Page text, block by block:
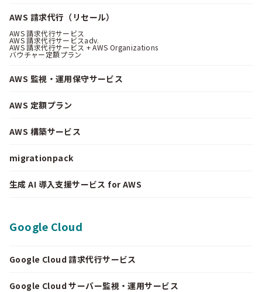
AWS 請求代行（リセール）
AWS 請求代行サービス
AWS 請求代行サービスadv.
AWS 請求代行サービス + AWS Organizations
バウチャー定額プラン
AWS 監視・運用保守サービス
AWS 定額プラン
AWS 構築サービス
migrationpack
生成 AI 導入支援サービス for AWS
Google Cloud
Google Cloud 請求代行サービス
Google Cloud サーバー監視・運用サービス